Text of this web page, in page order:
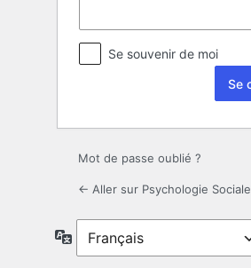
Se souvenir de moi
Mot de passe oublié ?
← Aller sur Psychologie Sociale
Langue